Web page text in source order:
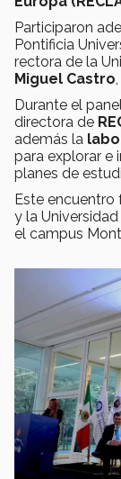
Participaron
Pontificia
rectora de la
Miguel Castro
Durante el
directora de
además la
para explorar e
planes de
Este encuentro
y la
el campus